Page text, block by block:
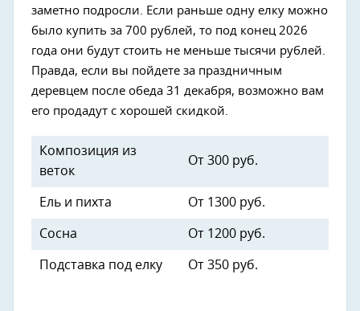
заметно подросли. Если раньше одну елку можно
было купить за 700 рублей, то под конец 2026
года они будут стоить не меньше тысячи рублей.
Правда, если вы пойдете за праздничным
деревцем после обеда 31 декабря, возможно вам
его продадут с хорошей скидкой.
Композиция из
веток
От 300 руб.
Ель и пихта От 1300 руб.
Сосна От 1200 руб.
Подставка под елку От 350 руб.